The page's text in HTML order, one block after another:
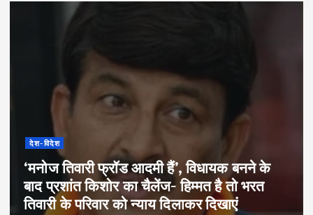
देश-विदेश
‘मनोज तिवारी फ्रॉड आदमी हैं’, विधायक बनने के
बाद प्रशांत किशोर का चैलेंज- हिम्मत है तो भरत
तिवारी के परिवार को न्याय दिलाकर दिखाएं